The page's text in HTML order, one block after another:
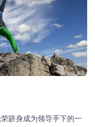
跻身成为领导手下的一